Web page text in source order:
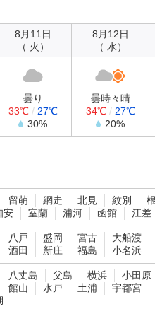
8月11日
（ 火）
8月12日
（ 水）
曇り
33℃/ 27℃
30%
曇時々晴
34℃/ 27℃
20%
留萌 網走 北見 紋別
安 室蘭 浦河 函館 江差
八戸 盛岡 宮古
大船渡
酒田 新庄 福島 小名浜
八丈島 父島 横浜
小田原
館山 水戸 土浦
宇都宮